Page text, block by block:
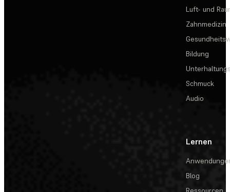
Luft- und
Zahnmedizin
Bildung
Schmuck
Audio
Lernen
Blog